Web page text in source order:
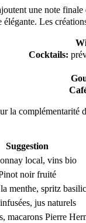
une note
élégante. Les
Cocktails:
la
Suggestion
local, vins bio
noir fruité
menthe, spritz basilic
jus naturels
macarons Pierre